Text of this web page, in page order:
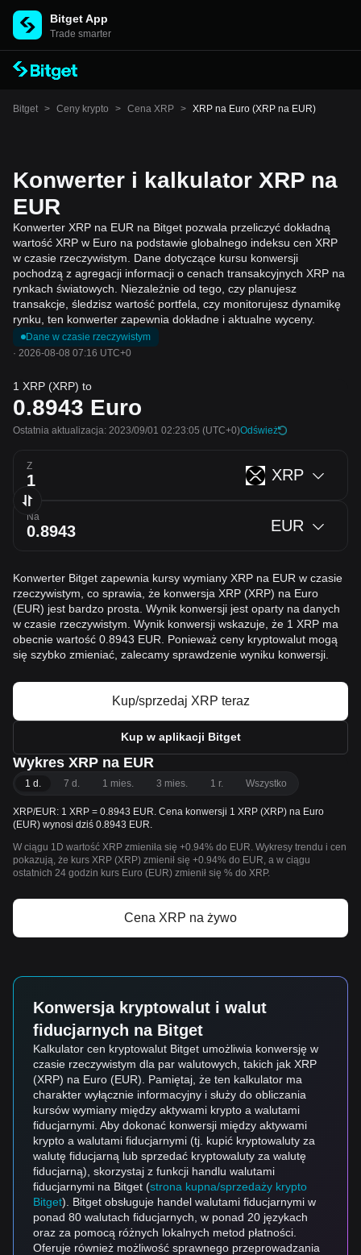
Bitget App
Trade smarter
Bitget > Ceny krypto > Cena XRP > XRP na Euro (XRP na EUR)
Konwerter i kalkulator XRP na
EUR
Konwerter XRP na EUR na Bitget pozwala przeliczyć dokładną
wartość XRP w Euro na podstawie globalnego indeksu cen XRP
w czasie rzeczywistym. Dane dotyczące kursu konwersji
pochodzą z agregacji informacji o cenach transakcyjnych XRP na
rynkach światowych. Niezależnie od tego, czy planujesz
transakcje, śledzisz wartość portfela, czy monitorujesz dynamikę
rynku, ten konwerter zapewnia dokładne i aktualne wyceny.
Dane w czasie rzeczywistym
· 2026-08-08 07:16 UTC+0
1 XRP (XRP) to
0.8943 Euro
Ostatnia aktualizacja: 2023/09/01 02:23:05 (UTC+0)Odśwież
Z XRP
Na EUR
Konwerter Bitget zapewnia kursy wymiany XRP na EUR w czasie
rzeczywistym, co sprawia, że konwersja XRP (XRP) na Euro
(EUR) jest bardzo prosta. Wynik konwersji jest oparty na danych
w czasie rzeczywistym. Wynik konwersji wskazuje, że 1 XRP ma
obecnie wartość 0.8943 EUR. Ponieważ ceny kryptowalut mogą
się szybko zmieniać, zalecamy sprawdzenie wyniku konwersji.
Kup/sprzedaj XRP teraz
Kup w aplikacji Bitget
Wykres XRP na EUR
1 d. 7 d. 1 mies. 3 mies. 1 r. Wszystko
XRP/EUR: 1 XRP = 0.8943 EUR. Cena konwersji 1 XRP (XRP) na Euro
(EUR) wynosi dziś 0.8943 EUR.
W ciągu 1D wartość XRP zmieniła się +0.94% do EUR. Wykresy trendu i cen
pokazują, że kurs XRP (XRP) zmienił się +0.94% do EUR, a w ciągu
ostatnich 24 godzin kurs Euro (EUR) zmienił się % do XRP.
Cena XRP na żywo
Konwersja kryptowalut i walut
fiducjarnych na Bitget
Kalkulator cen kryptowalut Bitget umożliwia konwersję w
czasie rzeczywistym dla par walutowych, takich jak XRP
(XRP) na Euro (EUR). Pamiętaj, że ten kalkulator ma
charakter wyłącznie informacyjny i służy do obliczania
kursów wymiany między aktywami krypto a walutami
fiducjarnymi. Aby dokonać konwersji między aktywami
krypto a walutami fiducjarnymi (tj. kupić kryptowaluty za
walutę fiducjarną lub sprzedać kryptowaluty za walutę
fiducjarną), skorzystaj z funkcji handlu walutami
fiducjarnymi na Bitget (strona kupna/sprzedaży krypto
Bitget). Bitget obsługuje handel walutami fiducjarnymi w
ponad 80 walutach fiducjarnych, w ponad 20 językach
oraz za pomocą różnych lokalnych metod płatności.
Oferuje również możliwość sprawnego przeprowadzania